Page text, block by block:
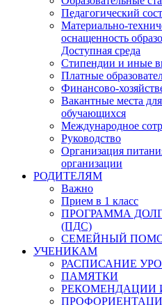
Педагогический
Материально-
оснащенность
Доступная среда
Стипендии и иные
Платные
Финансово-
Вакантные места
обучающихся
Международное
Руководство
Организация
организации
РОДИТЕЛЯМ
Важно
Прием в 1 класс
ПРОГРАММА
(ПДС)
СЕМЕЙНЫЙ
УЧЕНИКАМ
РАСПИСАНИЕ
ПАМЯТКИ
РЕКОМЕНДАЦИИ